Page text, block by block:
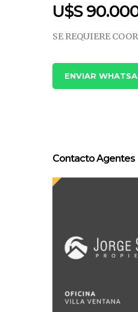
U$S
SE REQUIERE
ENVIAR
Contacto Agentes